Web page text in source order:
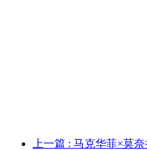
上一篇 : 马克华菲×莫